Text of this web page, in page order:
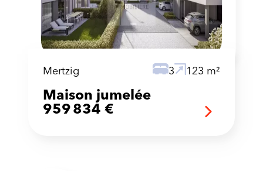
Mertzig 3 123 m²
Maison jumelée
959 834 €